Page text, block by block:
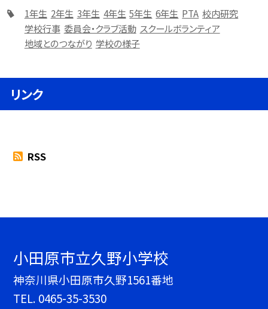
1年生 2年生 3年生 4年生 5年生 6年生 PTA 校内研究
学校行事 委員会・クラブ活動 スクールボランティア
地域とのつながり 学校の様子
リンク
RSS
小田原市立久野小学校
神奈川県小田原市久野1561番地
TEL. 0465-35-3530